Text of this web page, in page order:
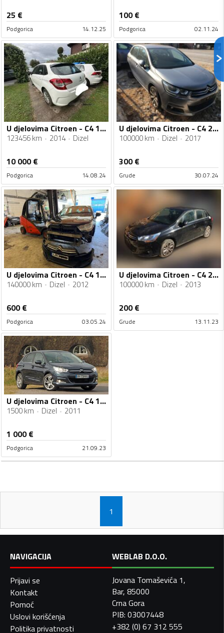
25 €
Podgorica 14.12.25
100€
Podgorica 02.11.24
U djelovima Citroen - C4 1.6hdi
123456 km 2014 Dizel
10 000€
Podgorica 14.08.24
U djelovima Citroen - C4 2017 1.6HDI
100000 km Dizel 2017
300€
Grude 30.07.24
U djelovima Citroen - C4 1.6 hdi
140000 km Dizel 2012
600€
Podgorica 03.05.24
U djelovima Citroen - C4 2013g 1.6HDI
100000 km Dizel 2013
200€
Grude 13.11.23
U djelovima Citroen - C4 1.6 HDI
1500 km Dizel 2011
1 000€
Podgorica 21.09.23
1
NAVIGACIJA
Prijavi se
Kontakt
Pomoć
Uslovi korišćenja
Politika privatnosti
WEBLAB D.O.O.
Jovana Tomaševića 1,
Bar, 85000
Crna Gora
PIB: 03007448
+382 (0) 67 312 555